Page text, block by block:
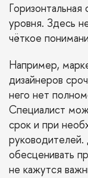
уровня. Здесь
чёткое
Например,
дизайнеров
него нет
Специалист
срок и при
обесценивать
не кажутся